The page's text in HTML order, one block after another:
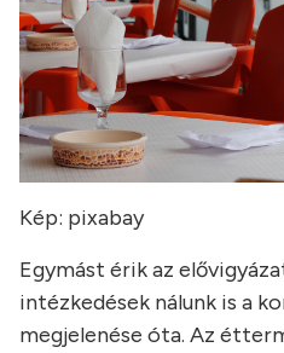
Kép: pixabay
Egymást érik az
intézkedések nálunk is a
megjelenése óta. Az